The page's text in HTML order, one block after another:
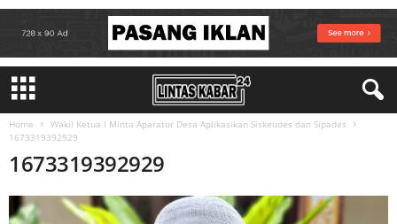
Home
Wakil Ketua I Minta Aparatur Desa Aplikasikan Siskeudes dan Sipades
1673319392929
1673319392929